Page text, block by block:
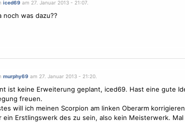
iced69 am 27. Januar 2013 - 21:07.
noch was dazu??
murphy69 am 27. Januar 2013 - 21:20.
ist keine Erweiterung geplant, iced69. Hast eine gute
freuen.
will ich meinen Scorpion am linken Oberarm
ein Erstlingswerk des zu sein, also kein Meisterwerk. Mal